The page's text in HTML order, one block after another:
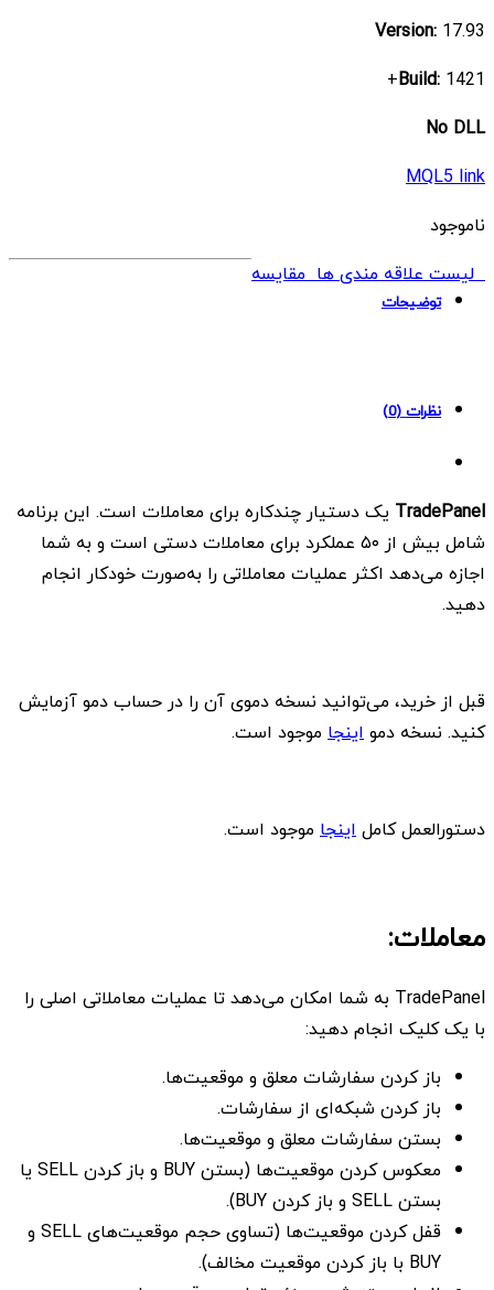
Version: 17.93
Build: 1421+
No DLL
MQL5 link
ناموجود
لیست علاقه مندی هامقایسه
توضیحات
نظرات (0)
TradePanel یک دستیار چندکاره برای معاملات است. این برنامه
شامل بیش از ۵۰ عملکرد برای معاملات دستی است و به شما
اجازه می‌دهد اکثر عملیات معاملاتی را به‌صورت خودکار انجام
دهید.
قبل از خرید، می‌توانید نسخه دموی آن را در حساب دمو آزمایش
کنید. نسخه دمواینجا موجود است.
دستورالعمل کاملاینجا موجود است.
معاملات:
TradePanel به شما امکان می‌دهد تا عملیات معاملاتی اصلی را
با یک کلیک انجام دهید:
باز کردن سفارشات معلق و موقعیت‌ها.
باز کردن شبکه‌ای از سفارشات.
بستن سفارشات معلق و موقعیت‌ها.
معکوس کردن موقعیت‌ها (بستن BUY و باز کردن SELL یا
بستن SELL و باز کردن BUY).
قفل کردن موقعیت‌ها (تساوی حجم موقعیت‌های SELL و
BUY با باز کردن موقعیت مخالف).